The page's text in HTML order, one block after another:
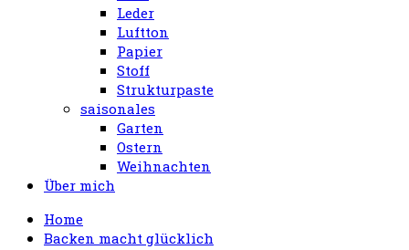
Leder
Luftton
Papier
Stoff
Strukturpaste
saisonales
Garten
Ostern
Weihnachten
Über mich
Home
Backen macht glücklich